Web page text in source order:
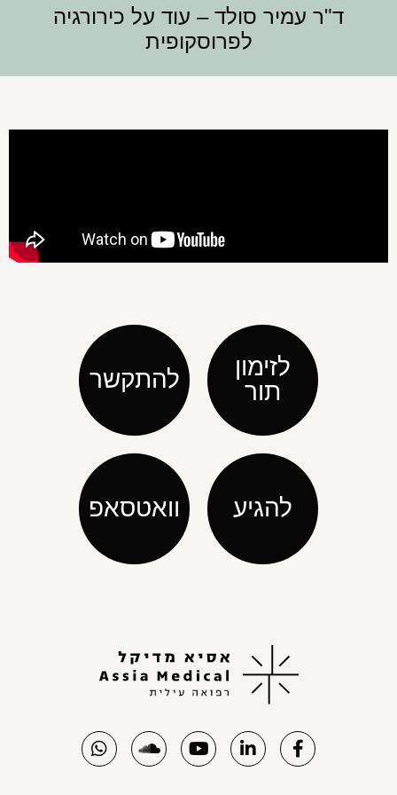
ד"ר עמיר סולד – עוד על כירורגיה
לפרוסקופית
לזימון
תור
להתקשר
להגיע וואטסאפ